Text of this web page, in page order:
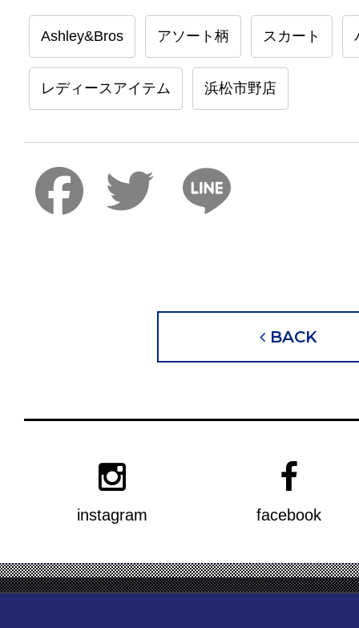
Ashley&Bros アソート柄 スカート
レディースアイテム 浜松市野店
Twitter
BACK
instagram facebook